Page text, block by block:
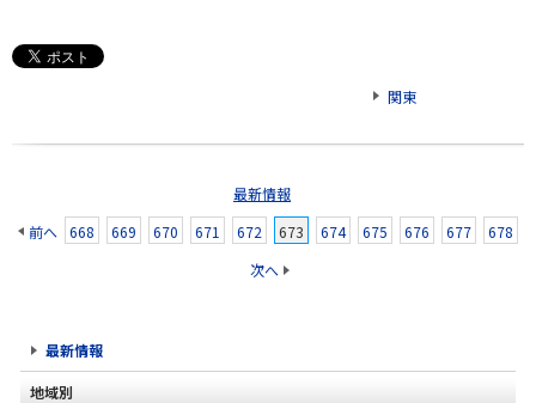
関東
最新情報
前へ 668 669 670 671 672 673 674 675 676 677
678
次へ
最新情報
地域別